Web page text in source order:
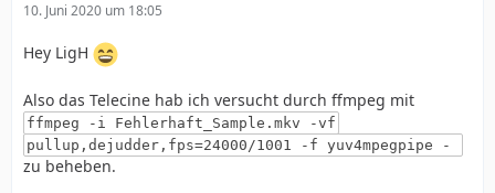
10. Juni 2020 um 18:05
Hey LigH
Also das Telecine hab ich versucht durch ffmpeg mit
ffmpeg -i Fehlerhaft_Sample.mkv -vf
pullup,dejudder,fps=24000/1001 -f yuv4mpegpipe -
zu beheben.